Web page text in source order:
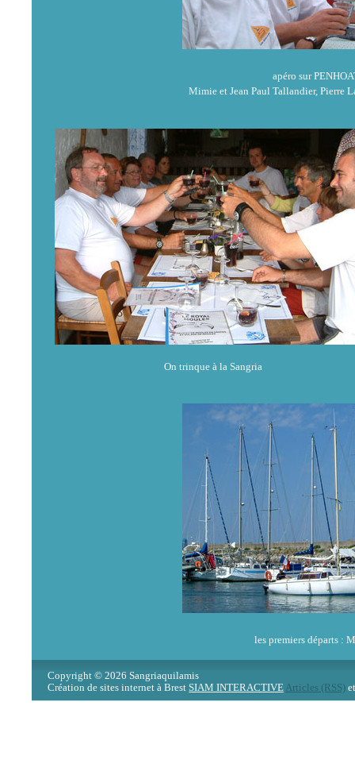
apéro sur
Mimie et Jean Paul Tallandier, Pierre
On trinque à la Sangria
les premiers départs :
Copyright © 2026 Sangriaquilamis
Création de sites internet à Brest SIAM INTERACTIVE Articles (RSS)